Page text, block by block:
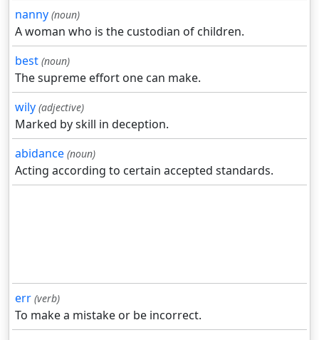
nanny (noun)
A woman who is the custodian of children.
best (noun)
The supreme effort one can make.
wily (adjective)
Marked by skill in deception.
abidance (noun)
Acting according to certain accepted standards.
err (verb)
To make a mistake or be incorrect.